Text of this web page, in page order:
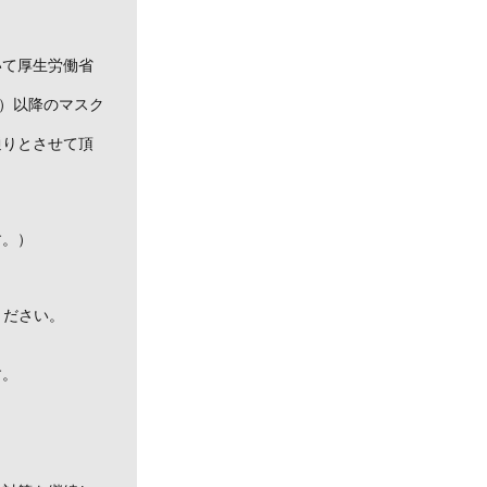
厚生労働省
以降のマスク
とさせて頂
）
さい。